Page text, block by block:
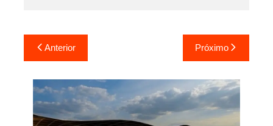
Navegação
de
Post
Anterior Próximo